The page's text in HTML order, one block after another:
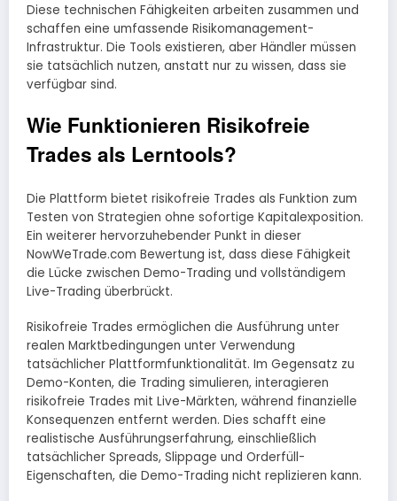
Diese technischen Fähigkeiten arbeiten zusammen und
schaffen eine umfassende Risikomanagement-
Infrastruktur. Die Tools existieren, aber Händler müssen
sie tatsächlich nutzen, anstatt nur zu wissen, dass sie
verfügbar sind.
Wie Funktionieren Risikofreie
Trades als Lerntools?
Die Plattform bietet risikofreie Trades als Funktion zum
Testen von Strategien ohne sofortige Kapitalexposition.
Ein weiterer hervorzuhebender Punkt in dieser
NowWeTrade.com Bewertung ist, dass diese Fähigkeit
die Lücke zwischen Demo-Trading und vollständigem
Live-Trading überbrückt.
Risikofreie Trades ermöglichen die Ausführung unter
realen Marktbedingungen unter Verwendung
tatsächlicher Plattformfunktionalität. Im Gegensatz zu
Demo-Konten, die Trading simulieren, interagieren
risikofreie Trades mit Live-Märkten, während finanzielle
Konsequenzen entfernt werden. Dies schafft eine
realistische Ausführungserfahrung, einschließlich
tatsächlicher Spreads, Slippage und Orderfüll-
Eigenschaften, die Demo-Trading nicht replizieren kann.